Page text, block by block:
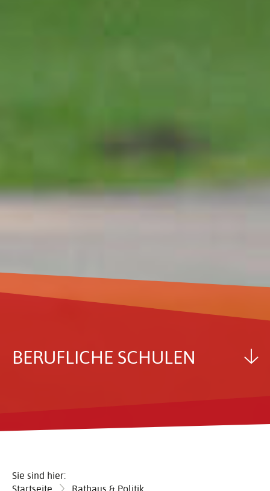
BERUF­LICHE SCHULEN
Sie sind hier:
Startseite
Rathaus & Politik